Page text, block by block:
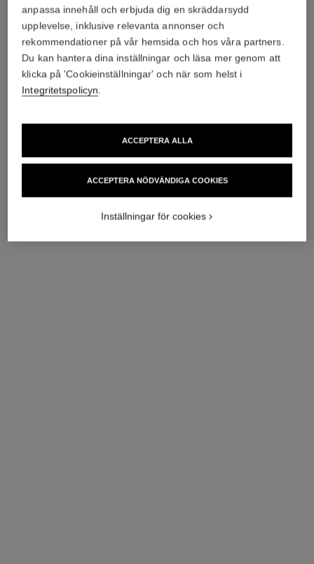
anpassa innehåll och erbjuda dig en skräddarsydd
upplevelse, inklusive relevanta annonser och
rekommendationer på vår hemsida och hos våra partners.
Du kan hantera dina inställningar och läsa mer genom att
klicka på 'Cookieinställningar' och när som helst i
Integritetspolicyn
ACCEPTERA NÖDVÄNDIGA COOKIES
ACCEPTERA ALLA
Inställningar för cookies